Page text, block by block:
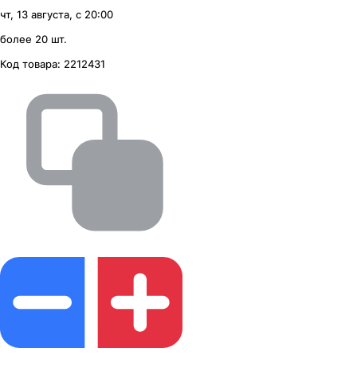
чт, 13 августа, с 20:00
более 20 шт.
Код товара: 2212431